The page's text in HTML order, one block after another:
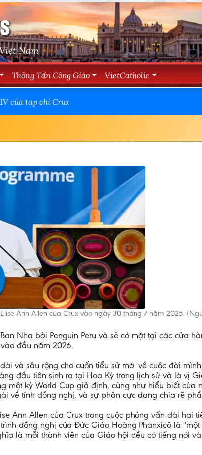
Nam
Thông Tấn Công Giáo VietCatholic
của tạp chí Crux
Ann Allen của Crux vào ngày 30 tháng 7 năm 2025.
Nha bởi Penguin Peru và sẽ có mặt tại các cửa
đầu năm 2026.
và sâu rộng cho cuốn tiểu sử mới về cuộc đời
đầu tiên sinh ra tại Hoa Kỳ trong lịch sử và là vị
một kỳ World Cup giả định, cũng như hiểu biết
về tính đồng nghị, và sự phân cực đang chia rẽ
Ann Allen của Crux trong cuộc phỏng vấn dài hai
đồng nghị của Đức Giáo Hoàng Phanxicô là
là mỗi thành viên của Giáo hội đều có tiếng nói